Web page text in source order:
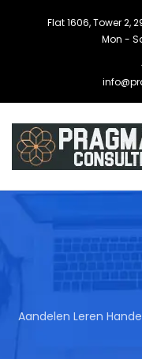
Flat 1606, Tower 2,
Mon -
Aandelen Leren